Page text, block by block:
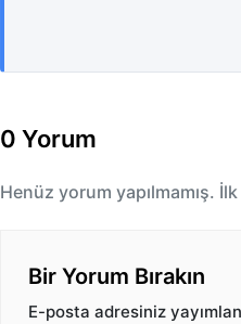
0 Yorum
Henüz yorum yapılmamış.
Bir Yorum Bırakın
E-posta adresiniz